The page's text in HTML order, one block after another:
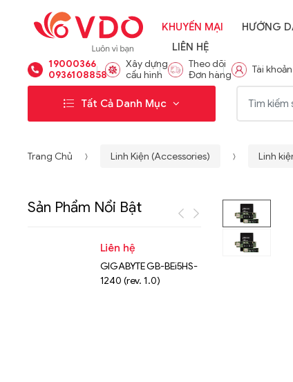
KHUYẾN MẠI HƯỚNG
LIÊN HỆ
19000366
0936108858
Xây dựng
cấu hình
Theo dõi
Đơn hàng
Tài khoản
Tất Cả Danh Mục
Trang Chủ Linh Kiện (Accessories) Linh
Sản Phẩm Nổi Bật
Liên hệ
GIGABYTE GB-BEi5HS-
1240 (rev. 1.0)